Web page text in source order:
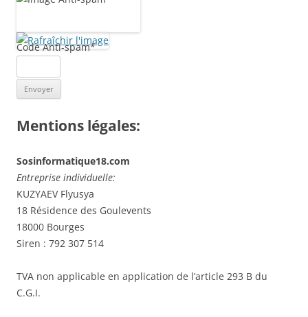
Code Anti-spam*
Mentions légales:
Sosinformatique18.com
Entreprise individuelle:
KUZYAEV Flyusya
18 Résidence des Goulevents
18000 Bourges
Siren : 792 307 514
TVA non applicable en application de l’article 293 B du
C.G.I.